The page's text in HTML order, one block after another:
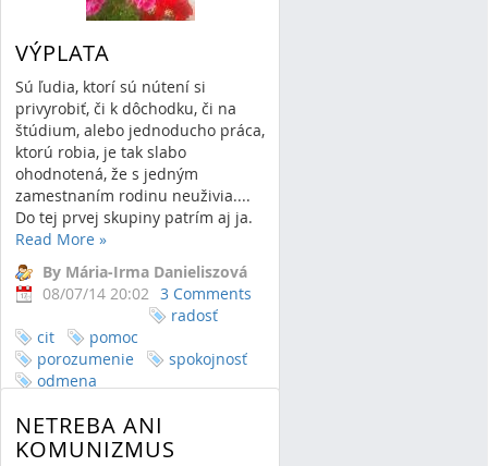
VÝPLATA
Sú ľudia, ktorí sú nútení si
privyrobiť, či k dôchodku, či na
štúdium, alebo jednoducho práca,
ktorú robia, je tak slabo
ohodnotená, že s jedným
zamestnaním rodinu neuživia....
Do tej prvej skupiny patrím aj ja.
Read More »
By Mária-Irma Danieliszová
08/07/14 20:02 3 Comments
radosť
cit
pomoc
porozumenie
spokojnosť
odmena
NETREBA ANI
KOMUNIZMUS